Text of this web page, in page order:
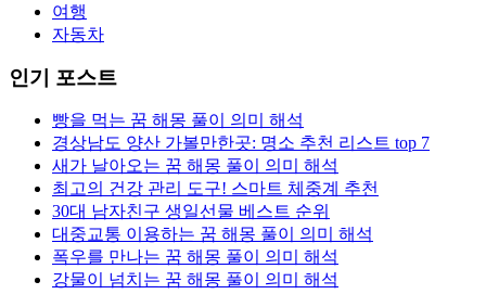
여행
자동차
인기 포스트
빵을 먹는 꿈 해몽 풀이 의미 해석
경상남도 양산 가볼만한곳: 명소 추천 리스트 top 7
새가 날아오는 꿈 해몽 풀이 의미 해석
최고의 건강 관리 도구! 스마트 체중계 추천
30대 남자친구 생일선물 베스트 순위
대중교통 이용하는 꿈 해몽 풀이 의미 해석
폭우를 만나는 꿈 해몽 풀이 의미 해석
강물이 넘치는 꿈 해몽 풀이 의미 해석